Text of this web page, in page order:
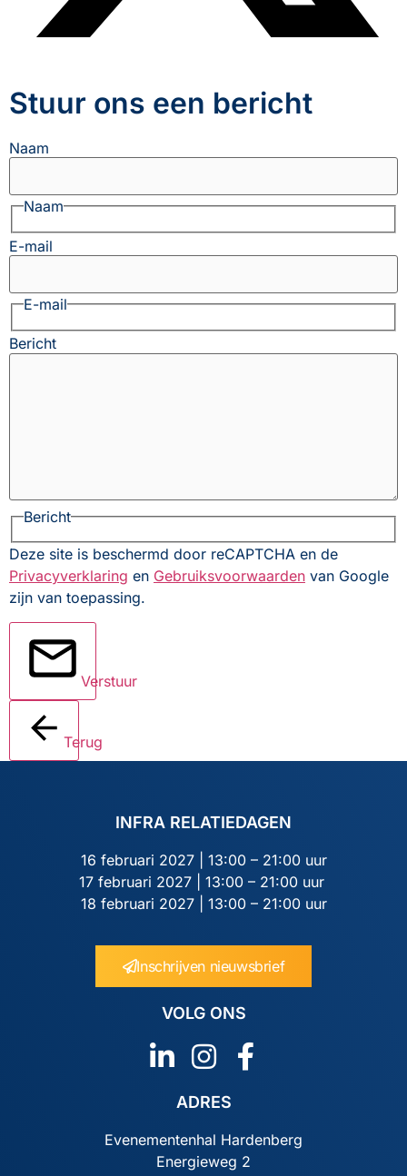
Stuur ons een bericht
Naam
Naam
E-mail
E-mail
Bericht
Bericht
Deze site is beschermd door reCAPTCHA en de
Privacyverklaring en Gebruiksvoorwaarden van Google
zijn van toepassing.
Verstuur
Terug
INFRA RELATIEDAGEN
16 februari 2027 | 13:00 – 21:00 uur
17 februari 2027 | 13:00 – 21:00 uur
18 februari 2027 | 13:00 – 21:00 uur
Inschrijven nieuwsbrief
VOLG ONS
ADRES
Evenementenhal Hardenberg
Energieweg 2